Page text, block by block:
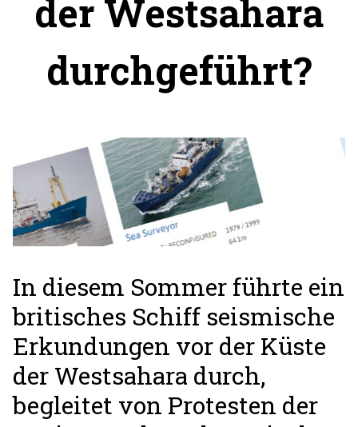
der Westsahara
durchgeführt?
In diesem Sommer führte ein
britisches Schiff seismische
Erkundungen vor der Küste
der Westsahara durch,
begleitet von Protesten der